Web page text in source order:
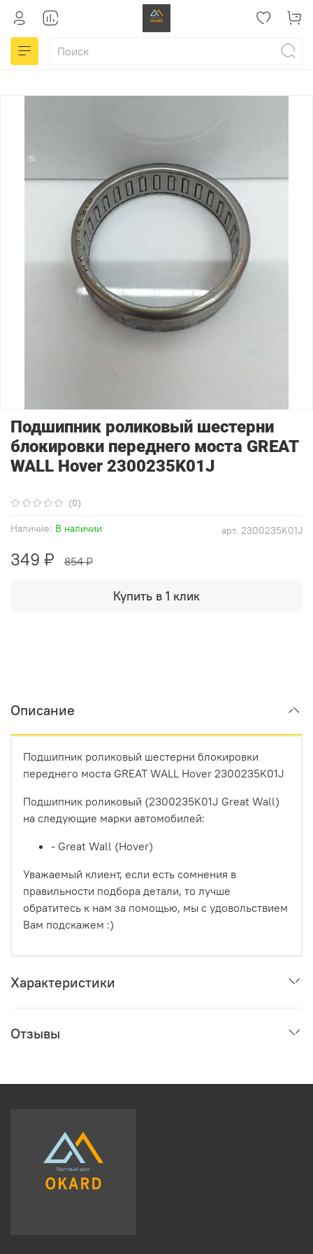
(0)
арт. 2300235K01J
Наличие: В наличии
Подшипник роликовый шестерни
блокировки переднего моста GREAT
WALL Hover 2300235K01J
349 ₽ 854 ₽
Купить в 1 клик
Описание
Подшипник роликовый шестерни блокировки
переднего моста GREAT WALL Hover 2300235K01J
Подшипник роликовый (2300235K01J Great Wall)
на следующие марки автомобилей:
- Great Wall (Hover)
Уважаемый клиент, если есть сомнения в
правильности подбора детали, то лучше
обратитесь к нам за помощью, мы с удовольствием
Вам подскажем :)
Характеристики
Отзывы